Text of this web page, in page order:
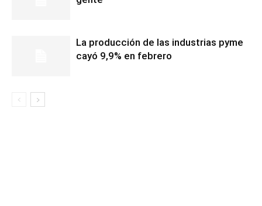
La producción de las industrias pyme
cayó 9,9% en febrero